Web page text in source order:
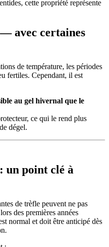
cette propriété représente
avec certaines
de température, les périodes
fertiles. Cependant, il est
au gel hivernal que le
ce qui le rend plus
dégel.
un point clé à
de trèfle peuvent ne pas
des premières années
normal et doit être anticipé dès